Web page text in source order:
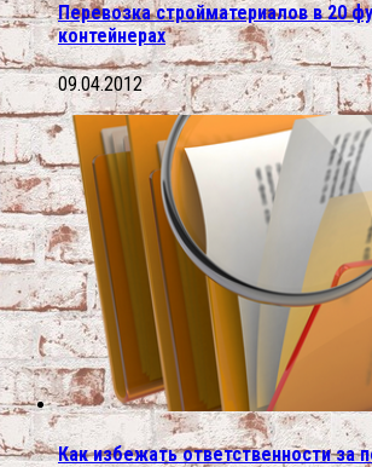
Перевозка стройматериалов в 20
контейнерах
09.04.2012
Как избежать ответственности за